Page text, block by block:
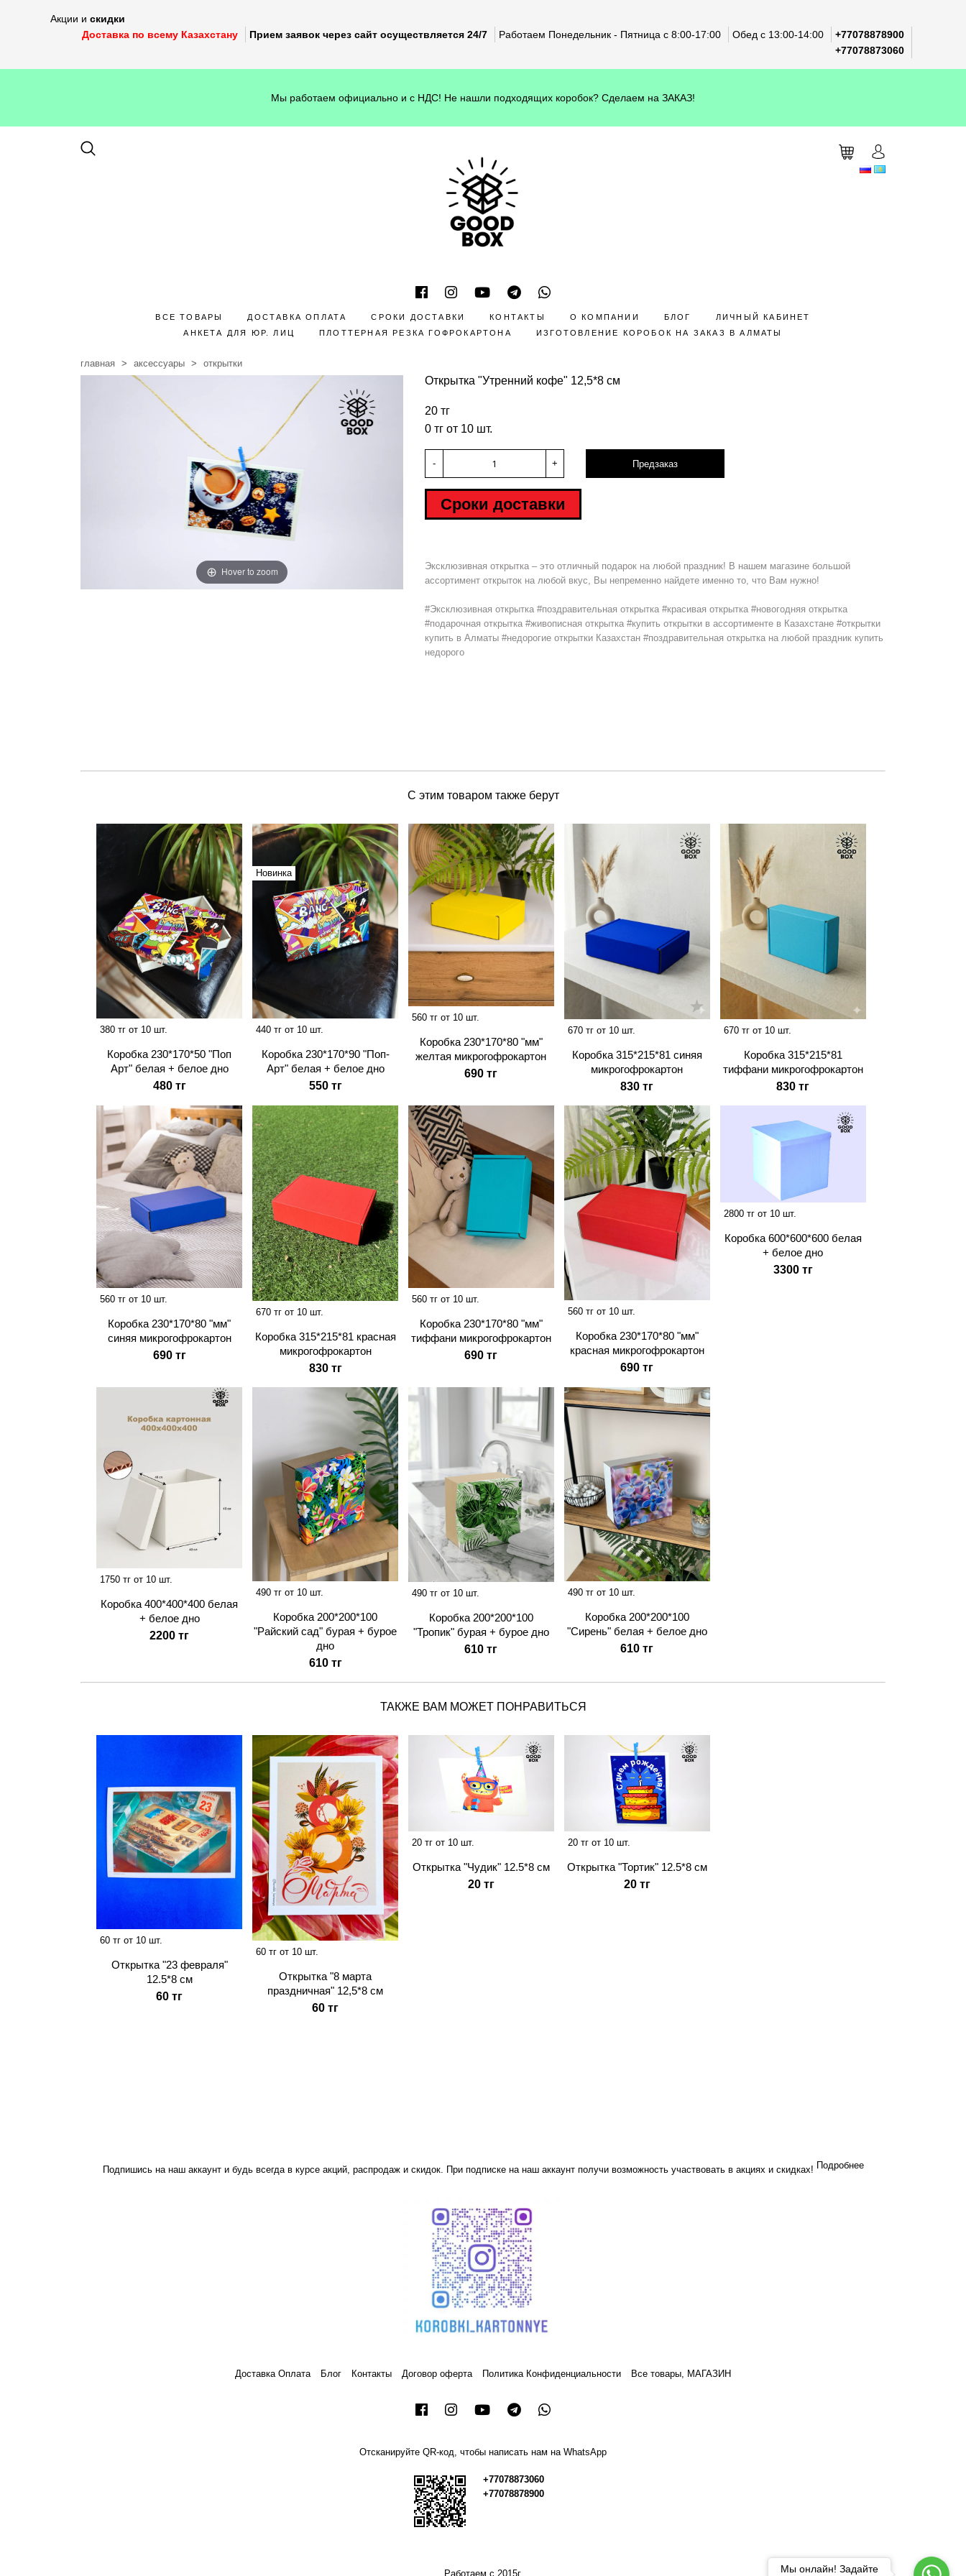
Акции и скидки
Доставка по всему Казахстану
Прием заявок через сайт осуществляется 24/7 Работаем Понедельник - Пятница с 8:00-17:00 Обед с 13:00-14:00
+77078878900
+77078873060
Мы работаем официально и с НДС! Не нашли подходящих коробок? Сделаем на ЗАКАЗ!
ВСЕ ТОВАРЫ ДОСТАВКА ОПЛАТА СРОКИ ДОСТАВКИ КОНТАКТЫ О КОМПАНИИ БЛОГ
ЛИЧНЫЙ КАБИНЕТ
АНКЕТА ДЛЯ ЮР. ЛИЦ
ПЛОТТЕРНАЯ РЕЗКА ГОФРОКАРТОНА ИЗГОТОВЛЕНИЕ КОРОБОК НА ЗАКАЗ В АЛМАТЫ
главная аксессуары открытки
Hover to zoom
Открытка "Утренний кофе" 12,5*8 см
20 тг
0 тг от 10 шт.
- + Предзаказ
Сроки доставки
Эксклюзивная открытка – это отличный подарок на любой праздник! В нашем магазине большой
ассортимент открыток на любой вкус, Вы непременно найдете именно то, что Вам нужно!
#Эксклюзивная открытка #поздравительная открытка #красивая открытка #новогодняя открытка
#подарочная открытка #живописная открытка #купить открытки в ассортименте в Казахстане #открытки
купить в Алматы #недорогие открытки Казахстан #поздравительная открытка на любой праздник купить
недорого
С этим товаром также берут
380 тг от 10 шт.
Коробка 230*170*50 "Поп
Арт" белая + белое дно
480 тг
440 тг от 10 шт.
Новинка
Коробка 230*170*90 "Поп-
Арт" белая + белое дно
550 тг
560 тг от 10 шт.
Коробка 230*170*80 "мм"
желтая микрогофрокартон
690 тг
670 тг от 10 шт.
Коробка 315*215*81 синяя
микрогофрокартон
830 тг
670 тг от 10 шт.
Коробка 315*215*81
тиффани микрогофрокартон
830 тг
560 тг от 10 шт.
Коробка 230*170*80 "мм"
синяя микрогофрокартон
690 тг
670 тг от 10 шт.
Коробка 315*215*81 красная
микрогофрокартон
830 тг
560 тг от 10 шт.
Коробка 230*170*80 "мм"
тиффани микрогофрокартон
690 тг
560 тг от 10 шт.
Коробка 230*170*80 "мм"
красная микрогофрокартон
690 тг
2800 тг от 10 шт.
Коробка 600*600*600 белая
+ белое дно
3300 тг
1750 тг от 10 шт.
Коробка 400*400*400 белая
+ белое дно
2200 тг
490 тг от 10 шт.
Коробка 200*200*100
"Райский сад" бурая + бурое
дно
610 тг
490 тг от 10 шт.
Коробка 200*200*100
"Тропик" бурая + бурое дно
610 тг
490 тг от 10 шт.
Коробка 200*200*100
"Сирень" белая + белое дно
610 тг
ТАКЖЕ ВАМ МОЖЕТ ПОНРАВИТЬСЯ
60 тг от 10 шт.
Открытка "23 февраля"
12.5*8 см
60 тг
60 тг от 10 шт.
Открытка "8 марта
праздничная" 12,5*8 см
60 тг
20 тг от 10 шт.
Открытка "Чудик" 12.5*8 см
20 тг
20 тг от 10 шт.
Открытка "Тортик" 12.5*8 см
20 тг
Подпишись на наш аккаунт и будь всегда в курсе акций, распродаж и скидок. При подписке на наш аккаунт получи возможность участвовать в акциях и скидках! Подробнее
Доставка Оплата Блог Контакты Договор оферта Политика Конфиденциальности Все товары, МАГАЗИН
Отсканируйте QR-код, чтобы написать нам на WhatsApp
+77078873060
+77078878900
Работаем с 2015г.
Мы онлайн! Задайте